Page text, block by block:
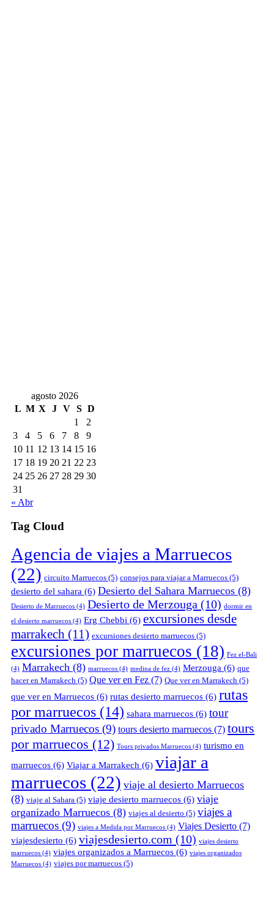
agosto 2026
L M X J V S D
1
2
3
4 5 6 7 8
9
10 11 12 13 14 15 16
17 18 19 20 21 22 23
24 25 26 27 28 29 30
31
« Abr
Tag Cloud
Agencia de viajes a Marruecos
(22) circuito Marruecos (5) consejos para viajar a Marruecos (5)
desierto del sahara (6) Desierto del Sahara Marruecos (8)
Desierto de Marruecos (4) Desierto de Merzouga (10) dormir en
el desierto marruecos (4) Erg Chebbi (6) excursiones desde
marrakech (11) excursiones desierto marruecos (5)
excursiones por marruecos (18) Fez el-Bali
(4) Marrakech (8) marruecos (4) medina de fez (4) Merzouga (6) que
hacer en Marrakech (5) Que ver en Fez (7) Que ver en Marrakech (5)
que ver en Marruecos (6) rutas desierto marruecos (6) rutas
por marruecos (14) sahara marruecos (6) tour
privado Marruecos (9) tours desierto marruecos (7) tours
por marruecos (12) Tours privados Marruecos (4) turismo en
marruecos (6) Viajar a Marrakech (6) viajar a
marruecos (22) viaje al desierto Marruecos
(8) viaje al Sahara (5) viaje desierto marruecos (6) viaje
organizado Marruecos (8) viajes al desierto (5) viajes a
marruecos (9) viajes a Medida por Marruecos (4) Viajes Desierto (7)
viajesdesierto (6) viajesdesierto.com (10) viajes desierto
marruecos (4) viajes organizados a Marruecos (6) viajes organizados
Marruecos (4) viajes por marruecos (5)